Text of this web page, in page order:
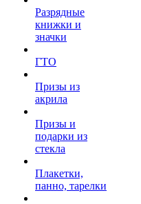
Разрядные
книжки и
значки
ГТО
Призы из
акрила
Призы и
подарки из
стекла
Плакетки,
панно, тарелки